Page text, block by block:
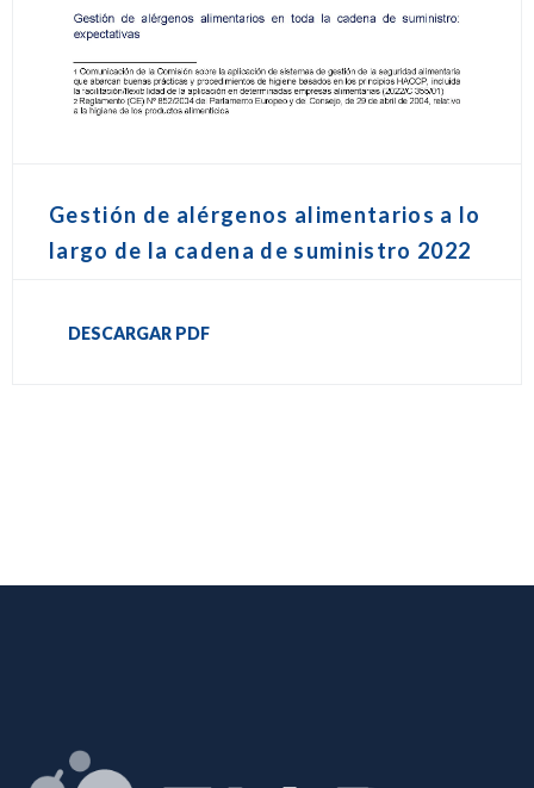
Gestión de alérgenos alimentarios a lo
largo de la cadena de suministro 2022
DESCARGAR PDF